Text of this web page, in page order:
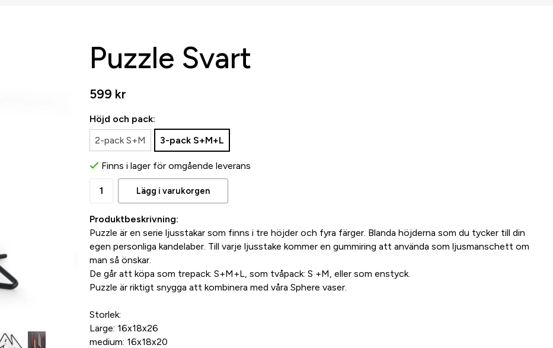
Puzzle Svart
599 kr
Höjd och pack:
2-pack S+M
3-pack S+M+L
Finns i lager för omgående leverans
Lägg i varukorgen
Produktbeskrivning:
Puzzle är en serie ljusstakar som finns i tre höjder och fyra färger. Blanda höjderna som du tycker till din
egen personliga kandelaber. Till varje ljusstake kommer en gummiring att använda som ljusmanschett om
man så önskar.
De går att köpa som trepack: S+M+L, som tvåpack: S +M, eller som enstyck.
Puzzle är riktigt snygga att kombinera med våra Sphere vaser.
Storlek:
Large: 16x18x26
medium: 16x18x20